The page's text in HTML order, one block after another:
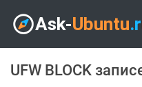
UFW BLOCK